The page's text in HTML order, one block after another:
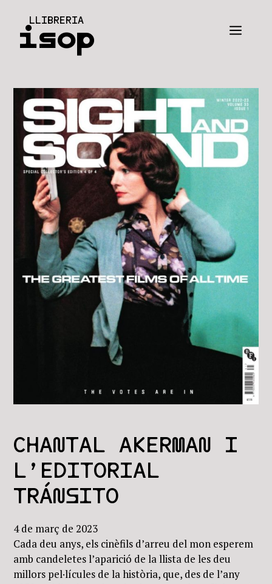
contingut
isop
LLIBRERIA
Menú
CHANTAL AKERMAN I
L’EDITORIAL
TRÁNSITO
4 de març de 2023
Cada deu anys, els cinèfils d’arreu del mon esperem
amb candeletes l’aparició de la llista de les deu
millors pel·lícules de la història, que, des de l’any